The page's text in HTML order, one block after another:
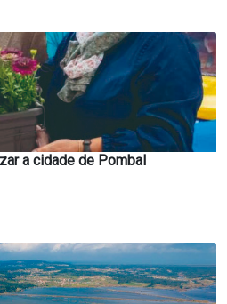
a cidade de Pombal